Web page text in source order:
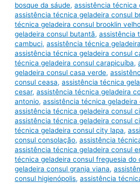
bosque da sáude,assistência técnica
assistência técnica geladeira consul
técnica geladeira consul brooklin
geladeira consul butantã,assistência
cambuci,assistência técnica
assistência técnica geladeira consul
técnica geladeira consul carapicuíba,
geladeira consul casa verde,
consul ceasa,assistência técnica
cesar,assistência técnica geladeira
antonio,assistência técnica geladeira
assistência técnica geladeira consul
assistência técnica geladeira consul
técnica geladeira consul city lapa,
consul consolação,assistência
assistência técnica geladeira consul
técnica geladeira consul freguesia do
geladeira consul granja viana,
consul higienópolis,assistência